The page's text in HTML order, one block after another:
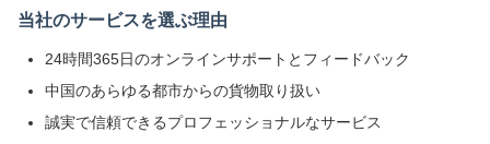
当社のサービスを選ぶ理由
24時間365日のオンラインサポートとフィードバック
中国のあらゆる都市からの貨物取り扱い
誠実で信頼できるプロフェッショナルなサービス